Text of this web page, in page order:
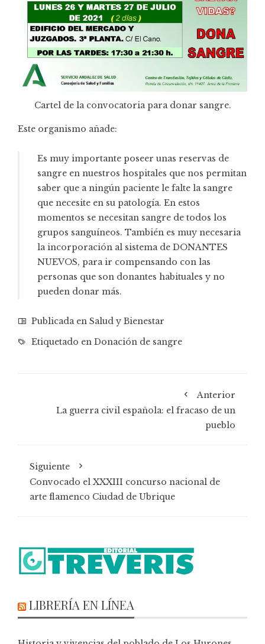
Cartel de la convocatoria para donar sangre.
Este organismo añade:
Es muy importante poseer unas reservas de
sangre en nuestros hospitales que nos permitan
saber que a ningún paciente le falte la sangre
que necesite en su patología. En estos
momentos se necesitan sangre de todos los
grupos sanguíneos. También es muy necesaria
la incorporación al sistema de DONANTES
NUEVOS, para ir compensando con las
personas que son donantes habituales y no
pueden donar más.
Publicada en Salud y Bienestar
Etiquetado en Donación de sangre
Anterior
La guerra civil española: el fracaso de un
pueblo
Siguiente
Convocado el XXXIII concurso nacional de
arte flamenco Ciudad de Ubrique
LIBRERÍA EN LÍNEA